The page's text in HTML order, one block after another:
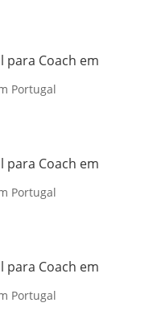
para Coach em
Portugal
para Coach em
Portugal
para Coach em
Portugal